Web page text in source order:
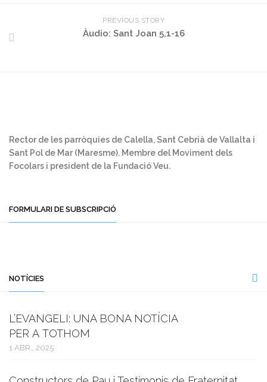
PREVIOUS STORY
Àudio: Sant Joan 5,1-16
Rector de les parròquies de Calella, Sant Cebrià de Vallalta i
Sant Pol de Mar (Maresme). Membre del Moviment dels
Focolars i president de la Fundació Veu.
FORMULARI DE SUBSCRIPCIÓ
NOTÍCIES
L’EVANGELI: UNA BONA NOTÍCIA
PER A TOTHOM
1 ABR., 2025